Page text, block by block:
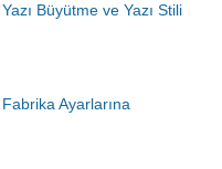
Büyütme ve Yazı Stili
Ayarlarına